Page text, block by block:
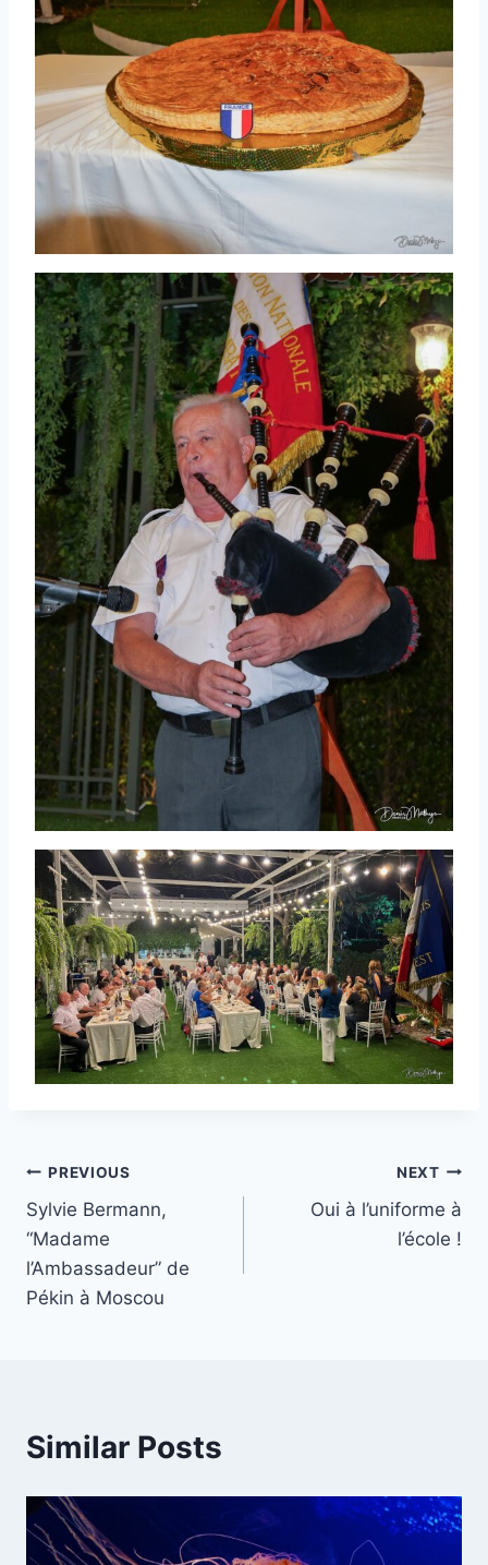
Post
navigation
PREVIOUS
Sylvie Bermann,
“Madame
l’Ambassadeur” de
Pékin à Moscou
NEXT
Oui à l’uniforme à
l’école !
Similar Posts